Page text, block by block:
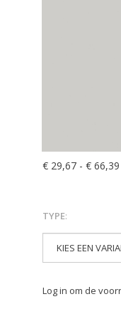
€ 29,67 - € 66,39
TYPE:
Log in om de